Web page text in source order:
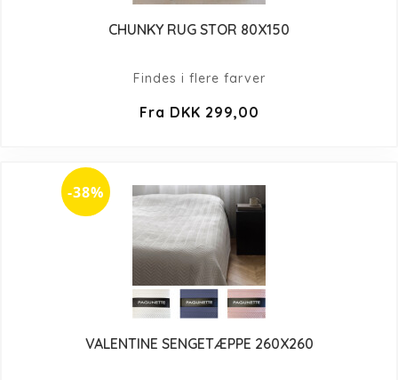
CHUNKY RUG STOR 80X150
Findes i flere farver
Fra DKK 299,00
-38%
VALENTINE SENGETÆPPE 260X260